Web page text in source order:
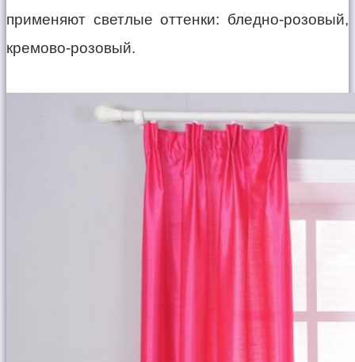
применяют светлые оттенки: бледно-розовый,
кремово-розовый.